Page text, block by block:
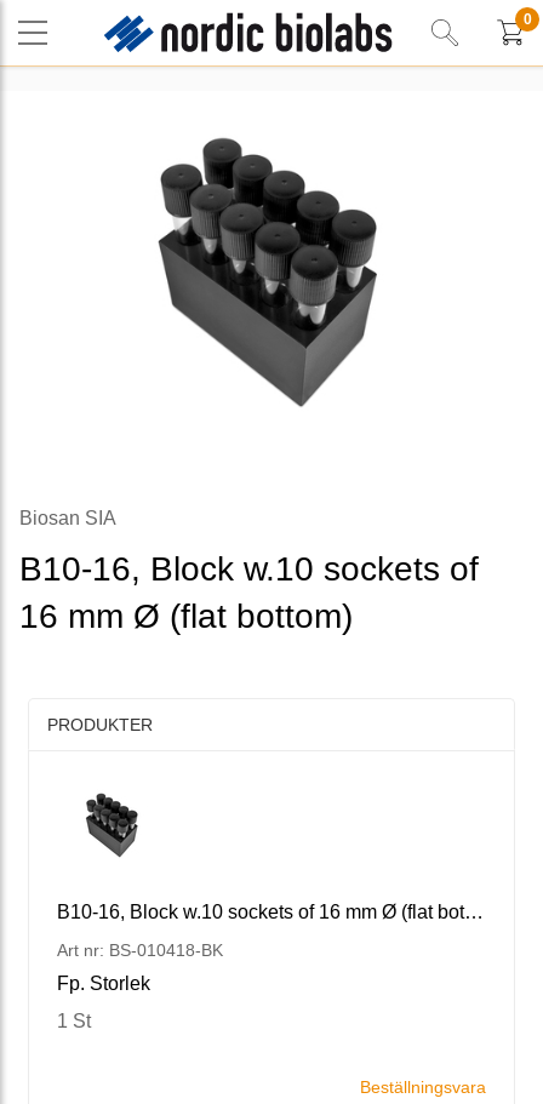
0
Biosan SIA
B10-16, Block w.10 sockets of
16 mm Ø (flat bottom)
PRODUKTER
B10-16, Block w.10 sockets of 16 mm Ø (flat bottom)
Art nr: BS-010418-BK
Fp. Storlek
1 St
Beställningsvara